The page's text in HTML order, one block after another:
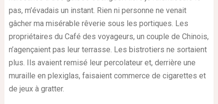
pas, m’évadais un instant. Rien ni personne ne venait
gâcher ma misérable rêverie sous les portiques. Les
propriétaires du Café des voyageurs, un couple de Chinois,
n’agençaient pas leur terrasse. Les bistrotiers ne sortaient
plus. Ils avaient remisé leur percolateur et, derrière une
muraille en plexiglas, faisaient commerce de cigarettes et
de jeux à gratter.